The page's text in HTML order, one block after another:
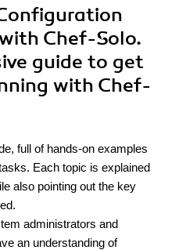
Chef-Solo.
guide to get
with Chef-
full of hands-on examples
Each topic is explained
also pointing out the key
administrators and
an understanding of